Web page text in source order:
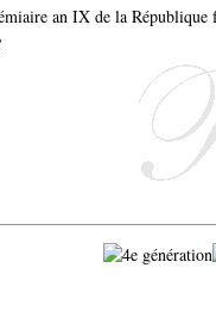
an IX de la